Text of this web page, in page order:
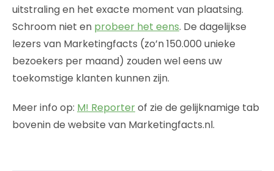
uitstraling en het exacte moment van plaatsing.
Schroom niet en probeer het eens. De dagelijkse
lezers van Marketingfacts (zo’n 150.000 unieke
bezoekers per maand) zouden wel eens uw
toekomstige klanten kunnen zijn.
Meer info op: M! Reporterof zie de gelijknamige tab
bovenin de website van Marketingfacts.nl.